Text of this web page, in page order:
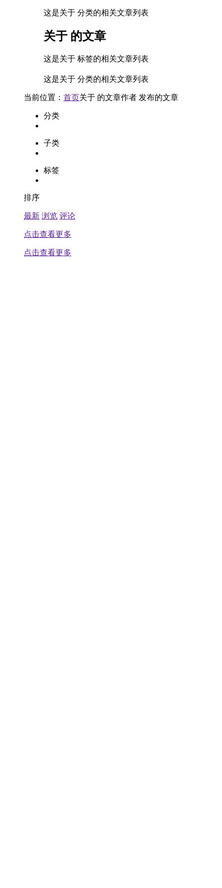
这是关于 分类的相关文章列表
关于 的文章
这是关于 标签的相关文章列表
这是关于 分类的相关文章列表
当前位置： 首页关于 的文章作者 发布的文章
分类
子类
标签
排序
最新 浏览 评论
点击查看更多
点击查看更多